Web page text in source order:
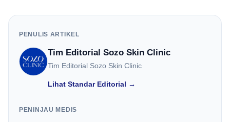
PENULIS ARTIKEL
Tim Editorial Sozo Skin Clinic
Tim Editorial Sozo Skin Clinic
Lihat Standar Editorial →
PENINJAU MEDIS